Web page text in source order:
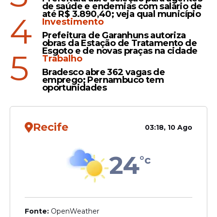
Moraes vota por tornar
Malafaia réu por ofensa ao
Comando do Exército:
'frouxos, covardes e
omissos'
Sobre seu patrimônio, Malafaia afirmou ter
vivido de ofertas voluntárias por 28 anos,
além de vender mais de 10 milhões de
DVD. Segundo ele, 90% dos recursos foram
destinados a doações, enquanto 10% foram
de saúde e endemias com salário de
até R$ 3.890,40; veja qual município
4
Investimento
Prefeitura de Garanhuns autoriza
obras da Estação de Tratamento de
Esgoto e de novas praças na cidade
5
Trabalho
Bradesco abre 362 vagas de
emprego; Pernambuco tem
oportunidades
Recife 03:18, 10 Ago
24°c
Fonte: OpenWeather